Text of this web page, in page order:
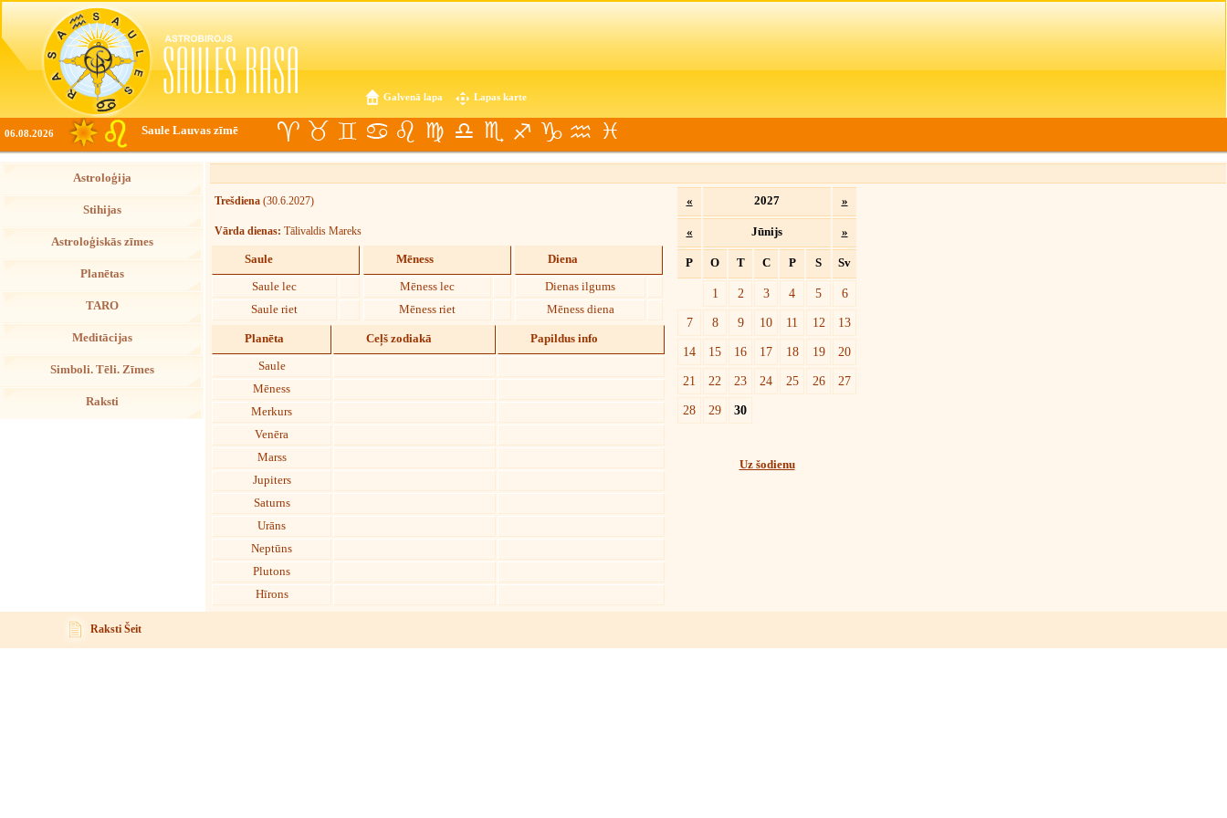
Galvenā lapa Lapas karte
06.08.2026 Saule Lauvas zīmē
Astroloģija
Stihijas
Astroloģiskās zīmes
Planētas
TARO
Meditācijas
Simboli. Tēli. Zīmes
Raksti
Trešdiena (30.6.2027)
Vārda dienas: Tālivaldis Mareks
Saule
Saule lec
Saule riet
Mēness
Mēness lec
Mēness riet
Diena
Dienas ilgums
Mēness diena
Planēta Ceļš zodiakā Papildus info
Saule
Mēness
Merkurs
Venēra
Marss
Jupiters
Saturns
Urāns
Neptūns
Plutons
Hīrons
« 2027 »
« Jūnijs »
P O T C P S Sv
1 2 3 4 5
6
7
8 9 10 11 12
13
14
15 16 17 18 19
20
21
22 23 24 25 26
27
28
29 30
Uz šodienu
Raksti Šeit